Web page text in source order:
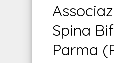
Spina
Parma